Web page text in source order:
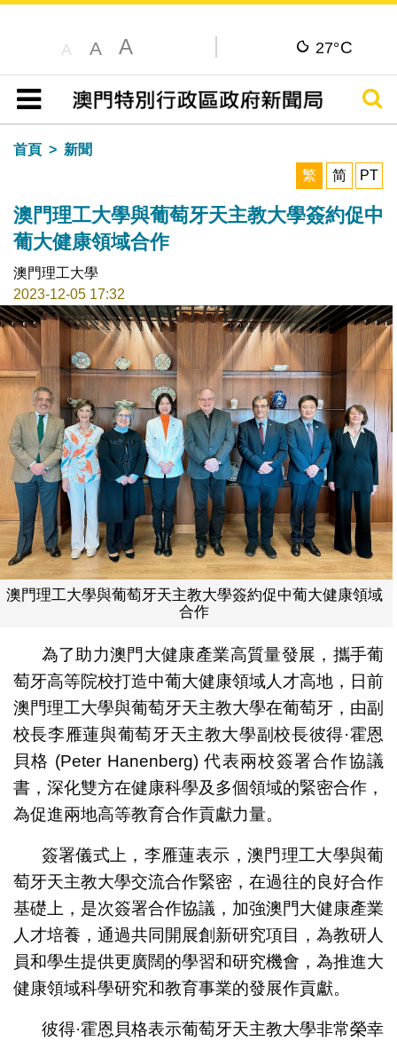
A A A 27°C
目錄
搜尋
首頁
新聞
繁
简 PT
澳門理工大學與葡萄牙天主教大學簽約促中
葡大健康領域合作
澳門理工大學
2023-12-05 17:32
澳門理工大學與葡萄牙天主教大學簽約促中葡大健康領域
合作
為了助力澳門大健康產業高質量發展，攜手葡
萄牙高等院校打造中葡大健康領域人才高地，日前
澳門理工大學與葡萄牙天主教大學在葡萄牙，由副
校長李雁蓮與葡萄牙天主教大學副校長彼得·霍恩
貝格 (Peter Hanenberg) 代表兩校簽署合作協議
書，深化雙方在健康科學及多個領域的緊密合作，
為促進兩地高等教育合作貢獻力量。
簽署儀式上，李雁蓮表示，澳門理工大學與葡
萄牙天主教大學交流合作緊密，在過往的良好合作
基礎上，是次簽署合作協議，加強澳門大健康產業
人才培養，通過共同開展創新研究項目，為教研人
員和學生提供更廣闊的學習和研究機會，為推進大
健康領域科學研究和教育事業的發展作貢獻。
彼得·霍恩貝格表示葡萄牙天主教大學非常榮幸